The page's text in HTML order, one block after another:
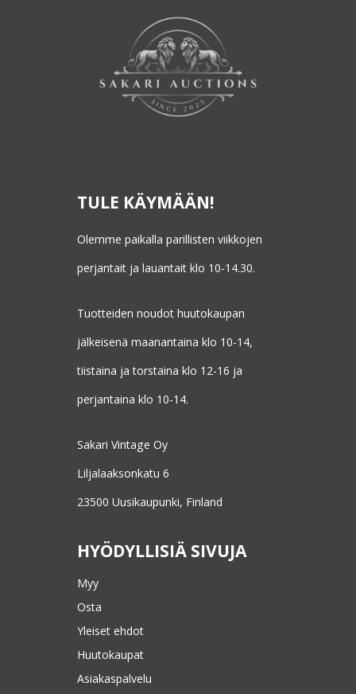
TULE KÄYMÄÄN!
Olemme paikalla parillisten viikkojen
perjantait ja lauantait klo 10-14.30.
Tuotteiden noudot huutokaupan
jälkeisenä maanantaina klo 10-14,
tiistaina ja torstaina klo 12-16 ja
perjantaina klo 10-14.
Sakari Vintage Oy
Liljalaaksonkatu 6
23500 Uusikaupunki, Finland
HYÖDYLLISIÄ SIVUJA
Myy
Osta
Yleiset ehdot
Huutokaupat
Asiakaspalvelu